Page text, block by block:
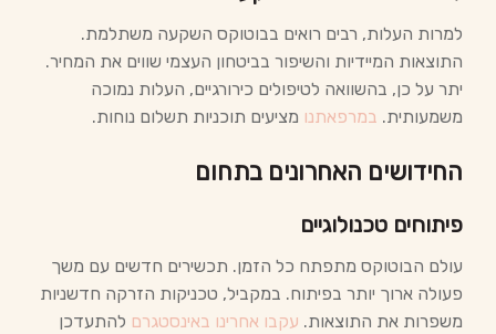
למרות העלות, רבים רואים בבוטוקס השקעה משתלמת.
התוצאות המיידיות והשיפור בביטחון העצמי שווים את המחיר.
יתר על כן, בהשוואה לטיפולים כירורגיים, העלות נמוכה
משמעותית. במרפאתנו מציעים תוכניות תשלום נוחות.
החידושים האחרונים בתחום
פיתוחים טכנולוגיים
עולם הבוטוקס מתפתח כל הזמן. תכשירים חדשים עם משך
פעולה ארוך יותר בפיתוח. במקביל, טכניקות הזרקה חדשניות
משפרות את התוצאות. עקבו אחרינו באינסטגרם להתעדכן